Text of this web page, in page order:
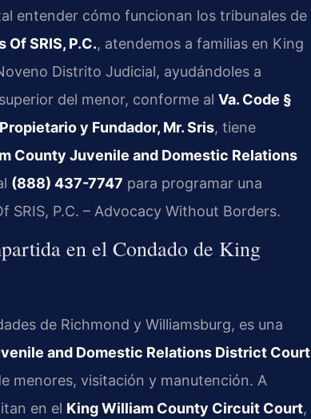
entender cómo funcionan los tribunales de
Of SRIS, P.C., atendemos a familias en King
Distrito Judicial, ayudándoles a
del menor, conforme al Va. Code §
Propietario y Fundador, Mr. Sris, tiene
County Juvenile and Domestic Relations
(888) 437-7747 para programar una
P.C. – Advocacy Without Borders.
en el Condado de King
de Richmond y Williamsburg, es una
and Domestic Relations District Court
menores, visitación y manutención. A
en el King William County Circuit Court,